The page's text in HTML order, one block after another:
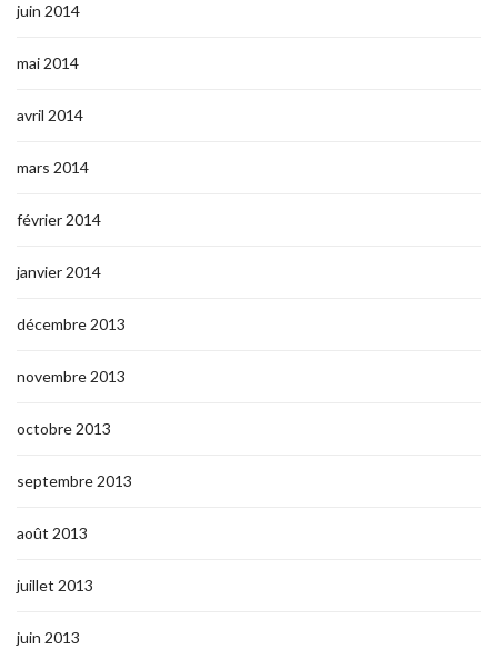
juin 2014
mai 2014
avril 2014
mars 2014
février 2014
janvier 2014
décembre 2013
novembre 2013
octobre 2013
septembre 2013
août 2013
juillet 2013
juin 2013